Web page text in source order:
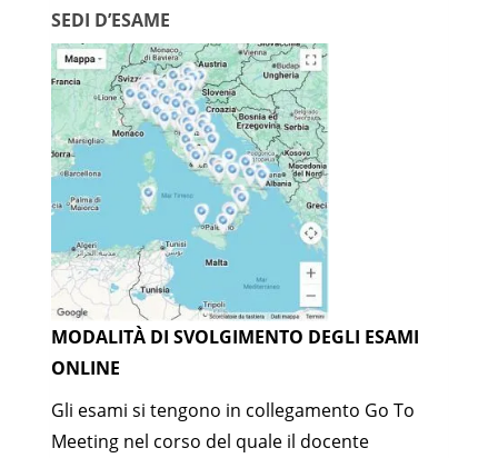
SEDI D’ESAME
MODALITÀ DI SVOLGIMENTO DEGLI ESAMI
ONLINE
Gli esami si tengono in collegamento Go To
Meeting nel corso del quale il docente